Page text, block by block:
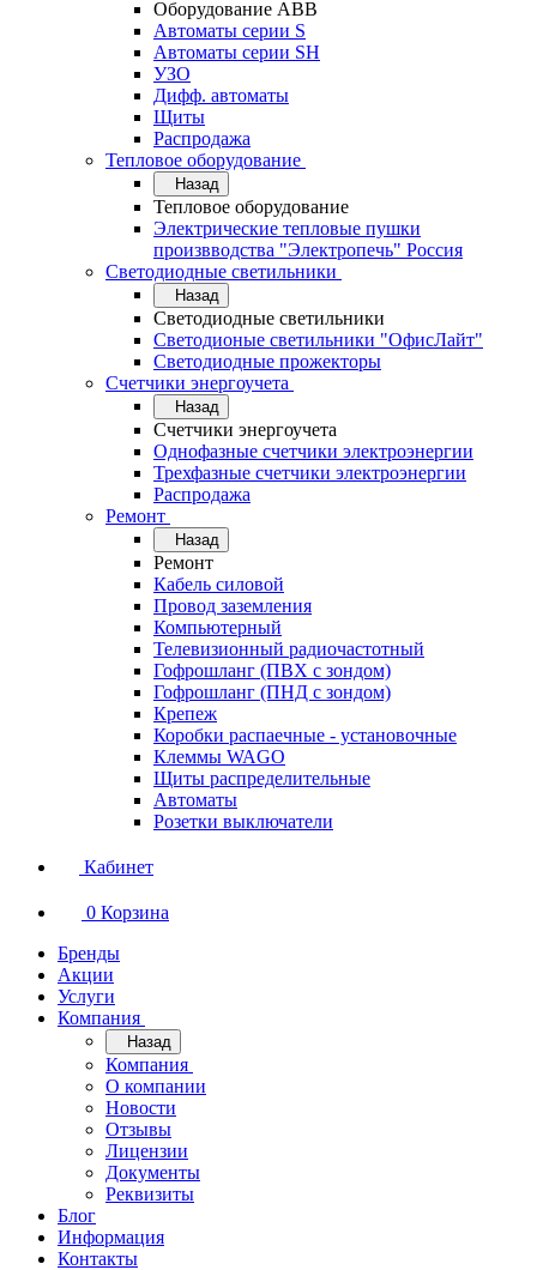
Оборудование АВВ
Автоматы серии S
Автоматы серии SH
УЗО
Дифф. автоматы
Щиты
Распродажа
Тепловое оборудование
Назад
Тепловое оборудование
Электрические тепловые пушки
произвводства "Электропечь" Россия
Светодиодные светильники
Назад
Светодиодные светильники
Светодионые светильники "ОфисЛайт"
Светодиодные прожекторы
Счетчики энергоучета
Назад
Счетчики энергоучета
Однофазные счетчики электроэнергии
Трехфазные счетчики электроэнергии
Распродажа
Ремонт
Назад
Ремонт
Кабель силовой
Провод заземления
Компьютерный
Телевизионный радиочастотный
Гофрошланг (ПВХ с зондом)
Гофрошланг (ПНД с зондом)
Крепеж
Коробки распаечные - установочные
Клеммы WAGO
Щиты распределительные
Автоматы
Розетки выключатели
Кабинет
0 Корзина
Бренды
Акции
Услуги
Компания
Назад
Компания
О компании
Новости
Отзывы
Лицензии
Документы
Реквизиты
Блог
Информация
Контакты